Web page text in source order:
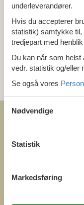
Tema
Alle
Hund
Kategori
Alle
underleverandører.
Hvis du accepterer
statistik) samtykke til,
tredjepart med
Du kan når som
vedr. statistik og/eller
Se også vores
Nødvendige
Statistik
Markedsføring